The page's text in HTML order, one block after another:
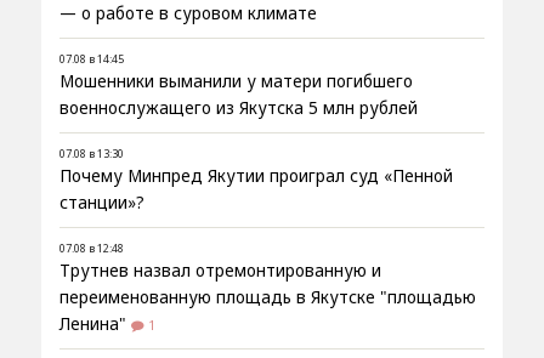
— о работе в суровом климате
07.08 в 14:45
Мошенники выманили у матери погибшего
военнослужащего из Якутска 5 млн рублей
07.08 в 13:30
Почему Минпред Якутии проиграл суд «Пенной
станции»?
07.08 в 12:48
Трутнев назвал отремонтированную и
переименованную площадь в Якутске "площадью
Ленина"
1